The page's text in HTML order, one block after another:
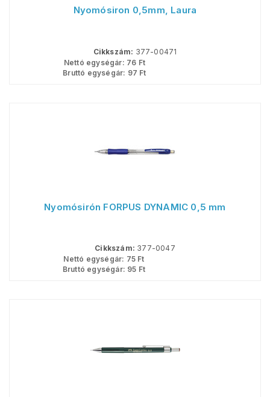
Nyomósiron 0,5mm, Laura
Cikkszám: 377-00471
Nettó egységár: 76 Ft
Bruttó egységár: 97 Ft
Nyomósirón FORPUS DYNAMIC 0,5 mm
Cikkszám: 377-0047
Nettó egységár: 75Ft
Bruttó egységár: 95 Ft